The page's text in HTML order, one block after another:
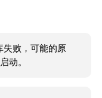
失败，可能的原
动。